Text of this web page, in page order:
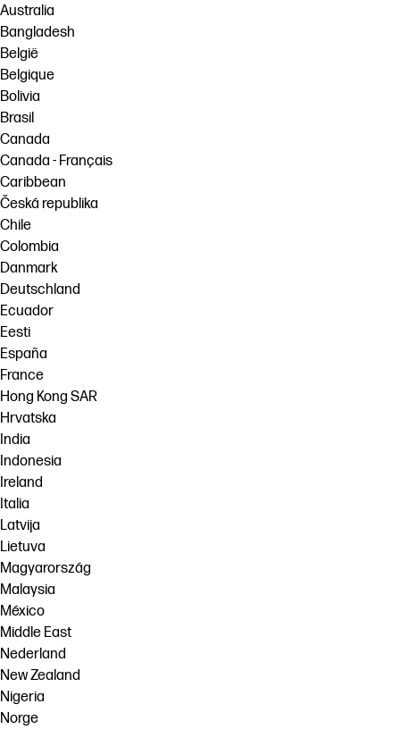
Australia
Bangladesh
België
Belgique
Bolivia
Brasil
Canada
Canada - Français
Caribbean
Česká republika
Chile
Colombia
Danmark
Deutschland
Ecuador
Eesti
España
France
Hong Kong SAR
Hrvatska
India
Indonesia
Ireland
Italia
Latvija
Lietuva
Magyarország
Malaysia
México
Middle East
Nederland
New Zealand
Nigeria
Norge